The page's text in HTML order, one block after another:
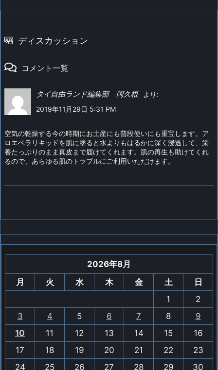
ディスカッション
コメント一覧
タイ自由ランド編集部 阿久根
より:
2019年11月29日 5:31 PM
空気の乾燥する今の時期にお土産にも普段使いにも重宝します。ア
ロエベラリキッドを肌に塗ると水よりもはるかに深く浸透して、栄
養たっぷりのまま真皮まで届けてくれます。肌の再生も助けてくれ
るので、あらゆる肌のトラブルにご利用いただけます。
2026年8月
月
火 水 木 金 土
日
1
2
3
4 5 6 7 8
9
10
11 12 13 14 15
16
17
18 19 20 21 22
23
24
25 26 27 28 29 30